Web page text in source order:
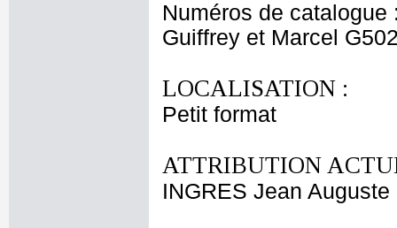
Numéros de catalogue
Guiffrey et Marcel
LOCALISATION :
Petit format
ATTRIBUTION
INGRES Jean